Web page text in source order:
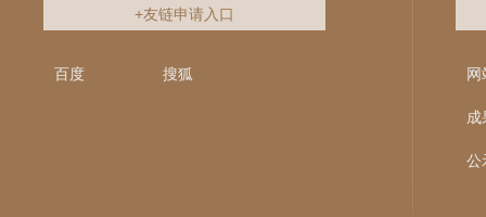
+友链申请入口
百度 搜狐
成
公